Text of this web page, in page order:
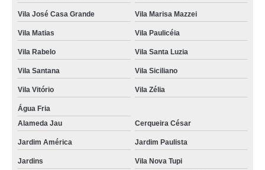
foto lembrança em eventos preço Caieiras
empresa que faz fotos de lembrancinhas de casamento Casa Verde Alta
empresa que faz foto lembrança batizado Planalto
foto lembrança no Vale do Paraíba Jardim cristina
valor de foto lembrança Embu das Artes
valor de fotos de lembrança de casamento Hortolândia
Vila José Casa Grande Vila Marisa Mazzei
Vila Matias Vila Paulicéia
Vila Rabelo Vila Santa Luzia
Vila Santana Vila Siciliano
Vila Vitório Vila Zélia
Água Fria
Alameda Jau
Cerqueira César
Jardim América Jardim Paulista
Jardins
Vila Nova Tupi